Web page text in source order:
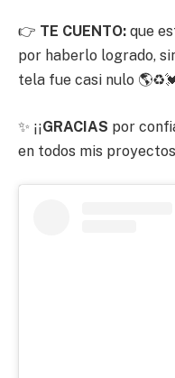
👉 TE CUENTO: que
por haberlo logrado,
tela fue casi nulo
✨️ ¡¡GRACIAS por
en todos mis